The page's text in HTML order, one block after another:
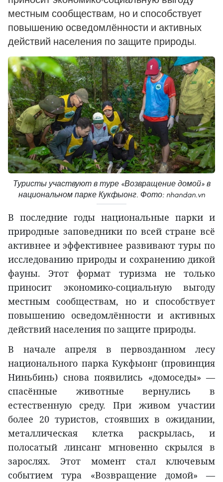
местным сообществам, но и способствует
повышению осведомлённости и активных
действий населения по защите природы.
Туристы участвуют в туре «Возвращение домой» в
национальном парке Кукфыонг. Фото: nhandan.vn
В последние годы национальные парки и
природные заповедники по всей стране всё
активнее и эффективнее развивают туры по
исследованию природы и сохранению дикой
фауны. Этот формат туризма не только
приносит экономико‑социальную выгоду
местным сообществам, но и способствует
повышению осведомлённости и активных
действий населения по защите природы.
В начале апреля в первозданном лесу
национального парка Кукфыонг (провинция
Ниньбинь) снова появились «домоседы» —
спасённые животные вернулись в
естественную среду. При живом участии
более 20 туристов, стоявших в ожидании,
металлическая клетка раскрылась, и
полосатый линсанг мгновенно скрылся в
зарослях. Этот момент стал ключевым
событием тура «Возвращение домой» —